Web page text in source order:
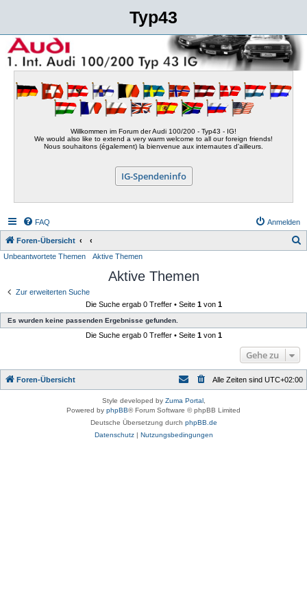
Typ43
Willkommen im Forum der Audi 100/200 - Typ43 - IG!
We would also like to extend a very warm welcome to all our foreign friends!
Nous souhaitons (également) la bienvenue aux internautes d'ailleurs.
IG-Spendeninfo
FAQ Anmelden
Foren-Übersicht
Unbeantwortete Themen Aktive Themen
Aktive Themen
Zur erweiterten Suche
Die Suche ergab 0 Treffer • Seite 1von 1
Es wurden keine passenden Ergebnisse gefunden.
Die Suche ergab 0 Treffer • Seite 1von 1
Gehe zu
Foren-Übersicht Alle Zeiten sind UTC+02:00
Style developed by Zuma Portal ,
Powered by phpBB® Forum Software © phpBB Limited
Deutsche Übersetzung durch phpBB.de
Datenschutz| Nutzungsbedingungen